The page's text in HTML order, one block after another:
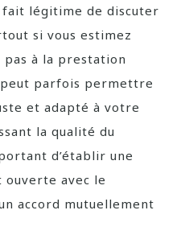
légitime de discuter
si vous estimez
pas à la prestation
parfois permettre
et adapté à votre
la qualité du
d’établir une
ouverte avec le
accord mutuellement